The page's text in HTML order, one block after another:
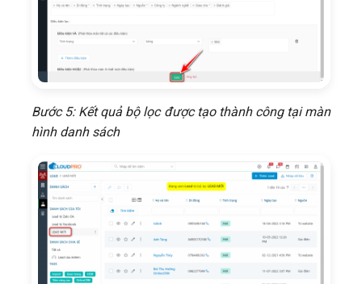
Bước 5: Kết quả bộ lọc được tạo thành công tại màn
hình danh sách